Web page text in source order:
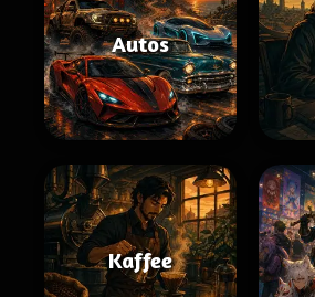
Autos
Kaffee